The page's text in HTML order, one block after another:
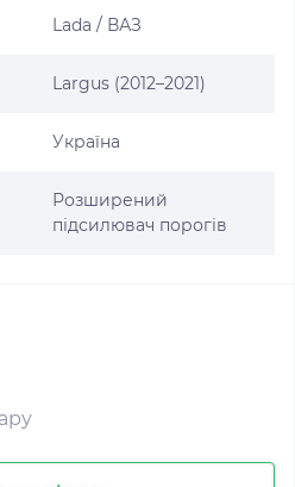
Lada / ВАЗ
Largus (2012–2021)
Україна
Розширений
підсилювач порогів